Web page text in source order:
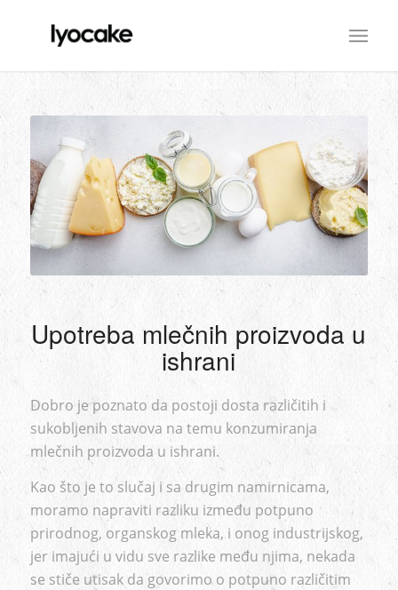
Upotreba mlečnih proizvoda u
ishrani
Dobro je poznato da postoji dosta različitih i
sukobljenih stavova na temu konzumiranja
mlečnih proizvoda u ishrani.
Kao što je to slučaj i sa drugim namirnicama,
moramo napraviti razliku između potpuno
prirodnog, organskog mleka, i onog industrijskog,
jer imajući u vidu sve razlike među njima, nekada
se stiče utisak da govorimo o potpuno različitim